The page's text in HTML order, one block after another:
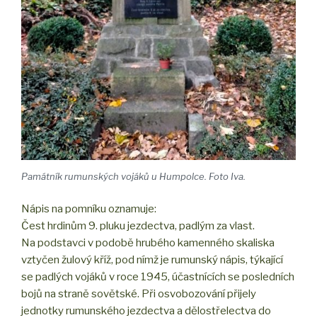
Památník rumunských vojáků u Humpolce. Foto Iva.
Nápis na pomníku oznamuje:
Čest hrdinům 9. pluku jezdectva, padlým za vlast.
Na podstavci v podobě hrubého kamenného skaliska
vztyčen žulový kříž, pod nímž je rumunský nápis, týkající
se padlých vojáků v roce 1945, účastnících se posledních
bojů na straně sovětské. Při osvobozování přijely
jednotky rumunského jezdectva a dělostřelectva do